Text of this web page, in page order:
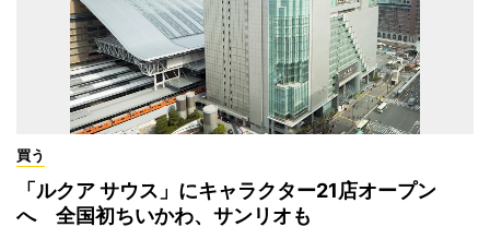
買う
「ルクア サウス」にキャラクター21店オープン
へ 全国初ちいかわ、サンリオも